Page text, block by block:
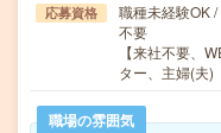
応募資格
職種未経験OK
不要
【来社不要、
ター、主婦(夫
職場の雰囲気